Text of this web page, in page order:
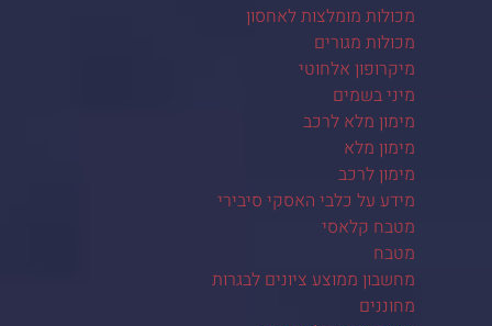
מכולות מומלצות לאחסון
מכולות מגורים
מיקרופון אלחוטי
מיני בשמים
מימון מלא לרכב
מימון מלא
מימון לרכב
מידע על כלבי האסקי סיבירי
מטבח קלאסי
מטבח
מחשבון ממוצע ציונים לבגרות
מחוננים